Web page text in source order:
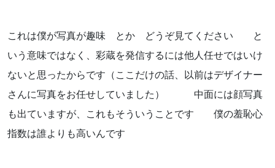
お問い合わせはこちらから
着物・着付け教室についてなど
お気軽にお問い合わせください。
これは僕が写真が趣味 とか どうぞ見てください と
いう意味ではなく、彩蔵を発信するには他人任せではいけ
ないと思ったからです（ここだけの話、以前はデザイナー
さんに写真をお任せしていました） 中面には顔写真
も出ていますが、これもそういうことです 僕の羞恥心
指数は誰よりも高いんです